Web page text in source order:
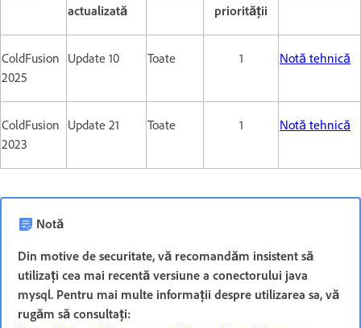
actualizată
priorității
ColdFusion
2025
Update 10 Toate 1 Notă tehnică
ColdFusion
2023
Update 21 Toate 1 Notă tehnică
Notă
Din motive de securitate, vă recomandăm insistent să
utilizați cea mai recentă versiune a conectorului java
mysql. Pentru mai multe informații despre utilizarea sa, vă
rugăm să consultați: